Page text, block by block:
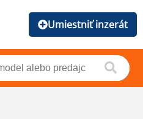
Umiestniť inzerát